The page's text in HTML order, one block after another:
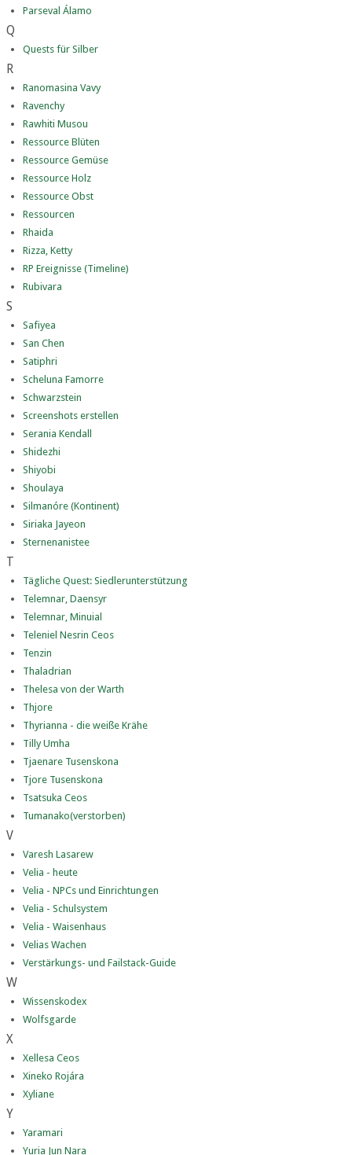
Parseval Álamo
Q
Quests für Silber
R
Ranomasina Vavy
Ravenchy
Rawhiti Musou
Ressource Blüten
Ressource Gemüse
Ressource Holz
Ressource Obst
Ressourcen
Rhaida
Rizza, Ketty
RP Ereignisse (Timeline)
Rubivara
S
Safiyea
San Chen
Satiphri
Scheluna Famorre
Schwarzstein
Screenshots erstellen
Serania Kendall
Shidezhi
Shiyobi
Shoulaya
Silmanóre (Kontinent)
Siriaka Jayeon
Sternenanistee
T
Tägliche Quest: Siedlerunterstützung
Telemnar, Daensyr
Telemnar, Minuial
Teleniel Nesrin Ceos
Tenzin
Thaladrian
Thelesa von der Warth
Thjore
Thyrianna - die weiße Krähe
Tilly Umha
Tjaenare Tusenskona
Tjore Tusenskona
Tsatsuka Ceos
Tumanako(verstorben)
V
Varesh Lasarew
Velia - heute
Velia - NPCs und Einrichtungen
Velia - Schulsystem
Velia - Waisenhaus
Velias Wachen
Verstärkungs- und Failstack-Guide
W
Wissenskodex
Wolfsgarde
X
Xellesa Ceos
Xineko Rojára
Xyliane
Y
Yaramari
Yuria Jun Nara